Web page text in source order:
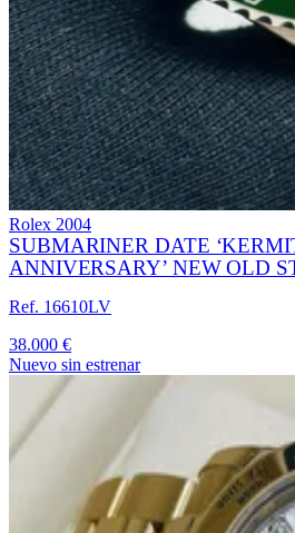
Rolex 2004
SUBMARINER DATE
ANNIVERSARY’ NEW OLD
Ref. 16610LV
38.000 €
Nuevo sin estrenar